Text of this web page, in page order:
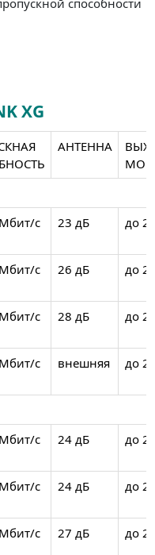
XG
АНТЕННА
с 23 дБ до
с 26 дБ до
с 28 дБ до
с внешняя до
с 24 дБ до
с 24 дБ до
с 27 дБ до